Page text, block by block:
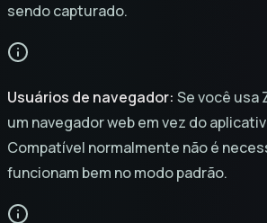
sendo capturado.
Usuários de navegador: Se você usa
um navegador web em vez do
Compatível normalmente não é
funcionam bem no modo padrão.